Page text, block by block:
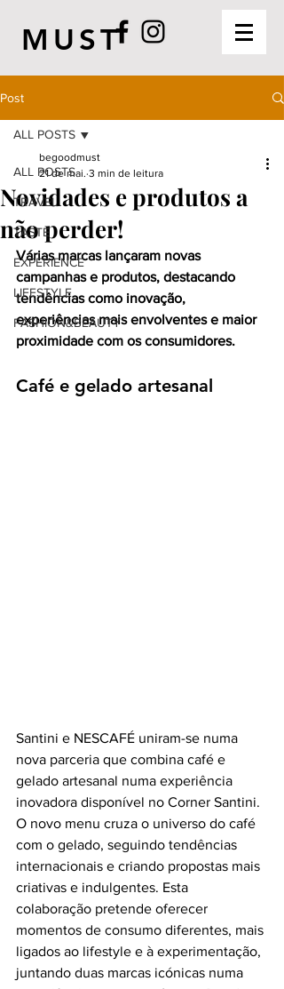
MUST
Post
ALL POSTS
TRAVEL
TASTE
EXPERIENCE
LIFESTYLE
FASHION&BEAUTY
ALL POSTS
Novidades e produtos a
não perder!
begoodmust
21 de mai. 3 min de leitura
Várias marcas lançaram novas
campanhas e produtos, destacando
tendências como inovação,
experiências mais envolventes e maior
proximidade com os consumidores.
Café e gelado artesanal
Santini e NESCAFÉ uniram-se numa
nova parceria que combina café e
gelado artesanal numa experiência
inovadora disponível no Corner Santini.
O novo menu cruza o universo do café
com o gelado, seguindo tendências
internacionais e criando propostas mais
criativas e indulgentes. Esta
colaboração pretende oferecer
momentos de consumo diferentes, mais
ligados ao lifestyle e à experimentação,
juntando duas marcas icónicas numa